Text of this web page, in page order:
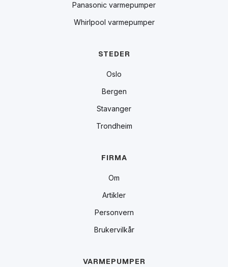
Panasonic varmepumper
Whirlpool varmepumper
STEDER
Oslo
Bergen
Stavanger
Trondheim
FIRMA
Om
Artikler
Personvern
Brukervilkår
VARMEPUMPER